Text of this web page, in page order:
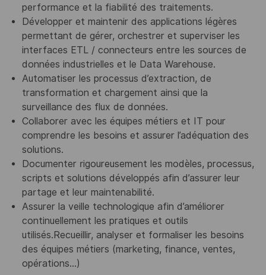
performance et la fiabilité des traitements.
Développer et maintenir des applications légères
permettant de gérer, orchestrer et superviser les
interfaces ETL / connecteurs entre les sources de
données industrielles et le Data Warehouse.
Automatiser les processus d’extraction, de
transformation et chargement ainsi que la
surveillance des flux de données.
Collaborer avec les équipes métiers et IT pour
comprendre les besoins et assurer l’adéquation des
solutions.
Documenter rigoureusement les modèles, processus,
scripts et solutions développés afin d’assurer leur
partage et leur maintenabilité.
Assurer la veille technologique afin d’améliorer
continuellement les pratiques et outils
utilisés.Recueillir, analyser et formaliser les besoins
des équipes métiers (marketing, finance, ventes,
opérations…)